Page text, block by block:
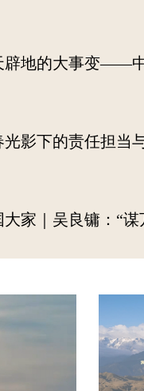
辟地的大事变——
光影下的责任担当
大家｜吴良镛：“
中国式现代化丨为